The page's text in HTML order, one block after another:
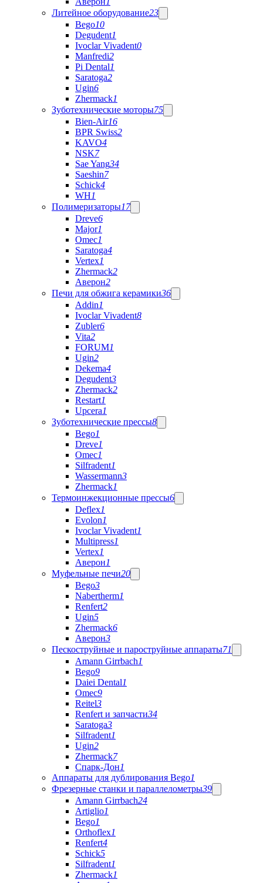
Литейное оборудование23
Bego10
Degudent1
Ivoclar Vivadent0
Manfredi2
Pi Dental1
Saratoga2
Ugin6
Zhermack1
Зуботехнические моторы75
Bien-Air16
BPR Swiss2
KAVO4
NSK7
Sae Yang34
Saeshin7
Schick4
WH1
Полимеризаторы17
Dreve6
Major1
Omec1
Saratoga4
Vertex1
Zhermack2
Аверон2
Печи для обжига керамики36
Addin1
Ivoclar Vivadent8
Zubler6
Vita2
FORUM1
Ugin2
Dekema4
Degudent3
Zhermack2
Restart1
Upcera1
Зуботехнические прессы8
Bego1
Dreve1
Omec1
Silfradent1
Wassermann3
Zhermack1
Термоинжекционные прессы6
Deflex1
Evolon1
Ivoclar Vivadent1
Multipress1
Vertex1
Аверон1
Муфельные печи20
Bego3
Nabertherm1
Renfert2
Ugin5
Zhermack6
Аверон3
Пескоструйные и пароструйные аппараты71
Amann Girrbach1
Bego9
Daiei Dental1
Omec9
Reitel3
Renfert и запчасти34
Saratoga3
Silfradent1
Ugin2
Zhermack7
Спарк-Дон1
Аппараты для дублирования Bego1
Фрезерные станки и параллелометры39
Amann Girrbach24
Artiglio1
Bego1
Orthoflex1
Renfert4
Schick5
Silfradent1
Zhermack1